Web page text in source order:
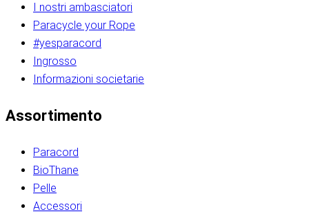
I nostri ambasciatori
Paracycle your Rope
#yesparacord
Ingrosso
Informazioni societarie​​​​‌ ‍ ​‍​‍‌‍ ‌ ​‍‌‍‍‌‌‍‌ ‌‍‍‌‌‍ ‍​‍​‍​ ‍‍​‍​‍‌ ​ ‌‍​‌‌‍ ‍‌‍‍‌‌ ‌​‌ ‍‌​‍ ‍‌‍‍‌‌‍ ​‍​‍​‍ ​​‍​‍‌‍‍​‌ ​‍‌‍‌‌‌‍‌‍​‍​‍​ ‍‍​‍​‍‌‍‍​‌ ‌​‌ ‌​‌ ​​‌ ​ ​ ‍‍​‍ ​‍ ‌ ​​‌‍​‌‌ ​‍‌‍​‌‌‍​ ‌‍ ‌ ​‍‌‍‌​​‍ ‍‌ ​ ‌‍​‌‌‍ ‍‌‍‍‌‌ ‌​‌ ‍‌​‍ ‍‌ ​ ‌ ‌​‌ ‌‌‌‍‌​‌‍‍‌‌‍ ​‍ ‌‍‍‌‌‍ ‍‌ ‌​‌‍‌‌‌‍ ‍‌ ‌​​‍ ‌‍‌‌‌‍‌​‌‍‍‌‌ ‌​​‍ ‌‍ ‌‌‍ ‌‍‌​‌‍‌‌​ ‌‌ ​​‌ ​‍‌‍‌‌‌ ​ ‌‍‌‌‌‍ ‍‌ ‌​‌‍​‌‌ ‌​‌‍‍‌‌‍ ‌‍ ‍​ ‍ ‌‍‍‌‌‍‌​​ ‌‌‍‌‍‌‍ ‌‍ ‌ ‌​‌‍‌‌‌ ​‍​‍ ‌‌‍​‍‌ ​‍‌‍​‌‌‍ ‍‌‍‌​​‍ ‌‌‍‍‌‌‍ ‌‌ ​​‌ ​‍‌‍‍‌‌‍ ‍‌ ‌​​ ‍ ‌ ‌​‌ ‍‌‌ ​​‌‍‌‌​ ‌‌ ‌​‌ ​‍‌‍​‌‌‍ ‍‌ ​ ‌‍ ​‌‍​‌‌ ‌​‌‍‌‌‌‍‌​​‍ ‌‌‍ ‌‌‍‌‌‌ ​ ‌ ​ ‌‍​‌‌‍‌ ‌‍‌‌​ ‍ ‌ ​​‌‍​‌‌ ‌​‌‍‍​​ ‌‌ ‌‍‌‍​‌‌‍ ​‌ ‌‌‌‍‌‌​‍ ‍‌‍‍‌‌ ‌​‌‌ ‌​‍‌‌‌‌​​ ‌‍​‍‌‍​‌‌ ​ ‌‍‌‌‌‌‌‌‌ ​‍‌‍ ​​ ‌‌‍‍​‌ ‌​‌ ‌​‌ ​​‌ ​ ​‍‌‌​ ​ ‌​​‌​‍‌‌​ ​‍‌​‌‍​‍‌‌​ ​‍‌​‌‍‌ ​​‌‍​‌‌ ​‍‌‍​‌‌‍​ ‌‍ ‌ ​‍‌‍‌​​‍ ‍‌ ​ ‌‍​‌‌‍ ‍‌‍‍‌‌ ‌​‌ ‍‌​‍ ‍‌ ​ ‌ ‌​‌ ‌‌‌‍‌​‌‍‍‌‌‍ ​‍‌‍‌‍‍‌‌‍‌​​ ‌‌‍‌‍‌‍ ‌‍ ‌ ‌​‌‍‌‌‌ ​‍​‍ ‌‌‍​‍‌ ​‍‌‍​‌‌‍ ‍‌‍‌​​‍ ‌‌‍‍‌‌‍ ‌‌ ​​‌ ​‍‌‍‍‌‌‍ ‍‌ ‌​​‍‌‍‌ ‌​‌ ‍‌‌ ​​‌‍‌‌​ ‌‌ ‌​‌ ​‍‌‍​‌‌‍ ‍‌ ​ ‌‍ ​‌‍​‌‌ ‌​‌‍‌‌‌‍‌​​‍ ‌‌‍ ‌‌‍‌‌‌ ​ ‌ ​ ‌‍​‌‌‍‌ ‌‍‌‌​‍‌‍‌ ​​‌‍​‌‌ ‌​‌‍‍​​ ‌‌ ‌‍‌‍​‌‌‍ ​‌ ‌‌‌‍‌‌​‍ ‍‌‍‍‌‌ ‌​‌‌ ‌​‍‌‌‌‌​​‍‌‍‌ ​​‌‍‌‌‌ ​‍‌ ​ ‌ ​​‌‍‌‌‌‍​ ‌ ‌​‌‍‍‌‌ ‌‍‌‍‌‌​ ‌‌ ​​‌ ‌‌‌‍​‍‌‍ ​‌‍‍‌‌ ​ ‌‍‍​‌‍‌‌‌‍‌​​‍​‍‌ ‌​​​​‌ ‍ ​‍​‍‌‍ ‌ ​‍‌‍‍‌‌‍‌ ‌‍‍‌‌‍ ‍​‍​‍​ ‍‍​‍​‍‌ ​ ‌‍​‌‌‍ ‍‌‍‍‌‌ ‌​‌ ‍‌​‍ ‍‌‍‍‌‌‍ ​‍​‍​‍ ​​‍​‍‌‍‍​‌ ​‍‌‍‌‌‌‍‌‍​‍​‍​ ‍‍​‍​‍‌‍‍​‌ ‌​‌ ‌​‌ ​​‌ ​ ​ ‍‍​‍ ​‍ ‌ ​​‌‍​‌‌ ​‍‌‍​‌‌‍​ ‌‍ ‌ ​‍‌‍‌​​‍ ‍‌ ​ ‌‍​‌‌‍ ‍‌‍‍‌‌ ‌​‌ ‍‌​‍ ‍‌ ​ ‌ ‌​‌ ‌‌‌‍‌​‌‍‍‌‌‍ ​‍ ‌‍‍‌‌‍ ‍‌ ‌​‌‍‌‌‌‍ ‍‌ ‌​​‍ ‌‍‌‌‌‍‌​‌‍‍‌‌ ‌​​‍ ‌‍ ‌‌‍ ‌‍‌​‌‍‌‌​ ‌‌ ​​‌ ​‍‌‍‌‌‌ ​ ‌‍‌‌‌‍ ‍‌ ‌​‌‍​‌‌ ‌​‌‍‍‌‌‍ ‌‍ ‍​ ‍ ‌‍‍‌‌‍‌​​ ‌‌‍‌‍‌‍ ‌‍ ‌ ‌​‌‍‌‌‌ ​‍​‍ ‌‌‍​‍‌ ​‍‌‍​‌‌‍ ‍‌‍‌​​‍ ‌‌‍‍‌‌‍ ‌‌ ​​‌ ​‍‌‍‍‌‌‍ ‍‌ ‌​​ ‍ ‌ ‌​‌ ‍‌‌ ​​‌‍‌‌​ ‌‌ ‌​‌ ​‍‌‍​‌‌‍ ‍‌ ​ ‌‍ ​‌‍​‌‌ ‌​‌‍‌‌‌‍‌​​‍ ‌‌‍ ‌‌‍‌‌‌ ​ ‌ ​ ‌‍​‌‌‍‌ ‌‍‌‌​ ‍ ‌ ​​‌‍​‌‌ ‌​‌‍‍​​ ‌‌ ‌‍‌‍​‌‌‍ ​‌ ‌‌‌‍‌‌​‍ ‍‌‍‍‌‌ ‌​‌‌ ‌​‍‌‌‌‌​​ ‌‍​‍‌‍​‌‌ ​ ‌‍‌‌‌‌‌‌‌ ​‍‌‍ ​​ ‌‌‍‍​‌ ‌​‌ ‌​‌ ​​‌ ​ ​‍‌‌​ ​ ‌​​‌​‍‌‌​ ​‍‌​‌‍​‍‌‌​ ​‍‌​‌‍‌ ​​‌‍​‌‌ ​‍‌‍​‌‌‍​ ‌‍ ‌ ​‍‌‍‌​​‍ ‍‌ ​ ‌‍​‌‌‍ ‍‌‍‍‌‌ ‌​‌ ‍‌​‍ ‍‌ ​ ‌ ‌​‌ ‌‌‌‍‌​‌‍‍‌‌‍ ​‍‌‍‌‍‍‌‌‍‌​​ ‌‌‍‌‍‌‍ ‌‍ ‌ ‌​‌‍‌‌‌ ​‍​‍ ‌‌‍​‍‌ ​‍‌‍​‌‌‍ ‍‌‍‌​​‍ ‌‌‍‍‌‌‍ ‌‌ ​​‌ ​‍‌‍‍‌‌‍ ‍‌ ‌​​‍‌‍‌ ‌​‌ ‍‌‌ ​​‌‍‌‌​ ‌‌ ‌​‌ ​‍‌‍​‌‌‍ ‍‌ ​ ‌‍ ​‌‍​‌‌ ‌​‌‍‌‌‌‍‌​​‍ ‌‌‍ ‌‌‍‌‌‌ ​ ‌ ​ ‌‍​‌‌‍‌ ‌‍‌‌​‍‌‍‌ ​​‌‍​‌‌ ‌​‌‍‍​​ ‌‌ ‌‍‌‍​‌‌‍ ​‌ ‌‌‌‍‌‌​‍ ‍‌‍‍‌‌ ‌​‌‌ ‌​‍‌‌‌‌​​‍‌‍‌ ​​‌‍‌‌‌ ​‍‌ ​ ‌ ​​‌‍‌‌‌‍​ ‌ ‌​‌‍‍‌‌ ‌‍‌‍‌‌​ ‌‌ ​​‌ ‌‌‌‍​‍‌‍ ​‌‍‍‌‌ ​ ‌‍‍​‌‍‌‌‌‍‌​​‍​‍‌ ‌
Assortimento
Paracord
BioThane
Pelle
Accessori